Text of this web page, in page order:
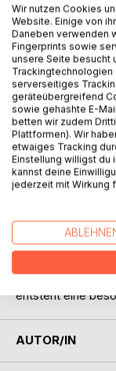
BESCHREIBUNG
Was passiert,
das Märchen
wächst nach dem
Zuhause auf, in
einen Diener
verbringt er seine
Ball angekündigt
Doch durch die
Chance, für eine
Dort begegnet er
entsteht eine
AUTOR/IN
Wir nutzen Cookies
Website. Einige von
Daneben verwenden
Fingerprints sowie
unsere Seite besucht
serverseitiges
geräteübergreifend
sowie gehashte E-
betten wir zudem
Plattformen). Wir
etwaiges Tracking
Einstellung willigst du
kannst deine
jederzeit mit Wirkung